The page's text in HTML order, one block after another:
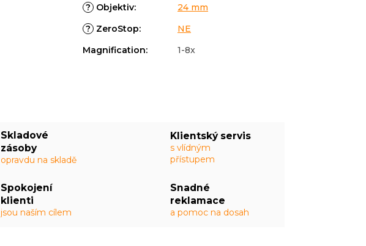
Skladové
zásoby
opravdu na skladě
Klientský servis
s vlídným
přístupem
Spokojení
klienti
jsou naším cílem
Snadné
reklamace
a pomoc na dosah
? Objektiv:
24 mm
? ZeroStop:
NE
Magnification: 1-8x